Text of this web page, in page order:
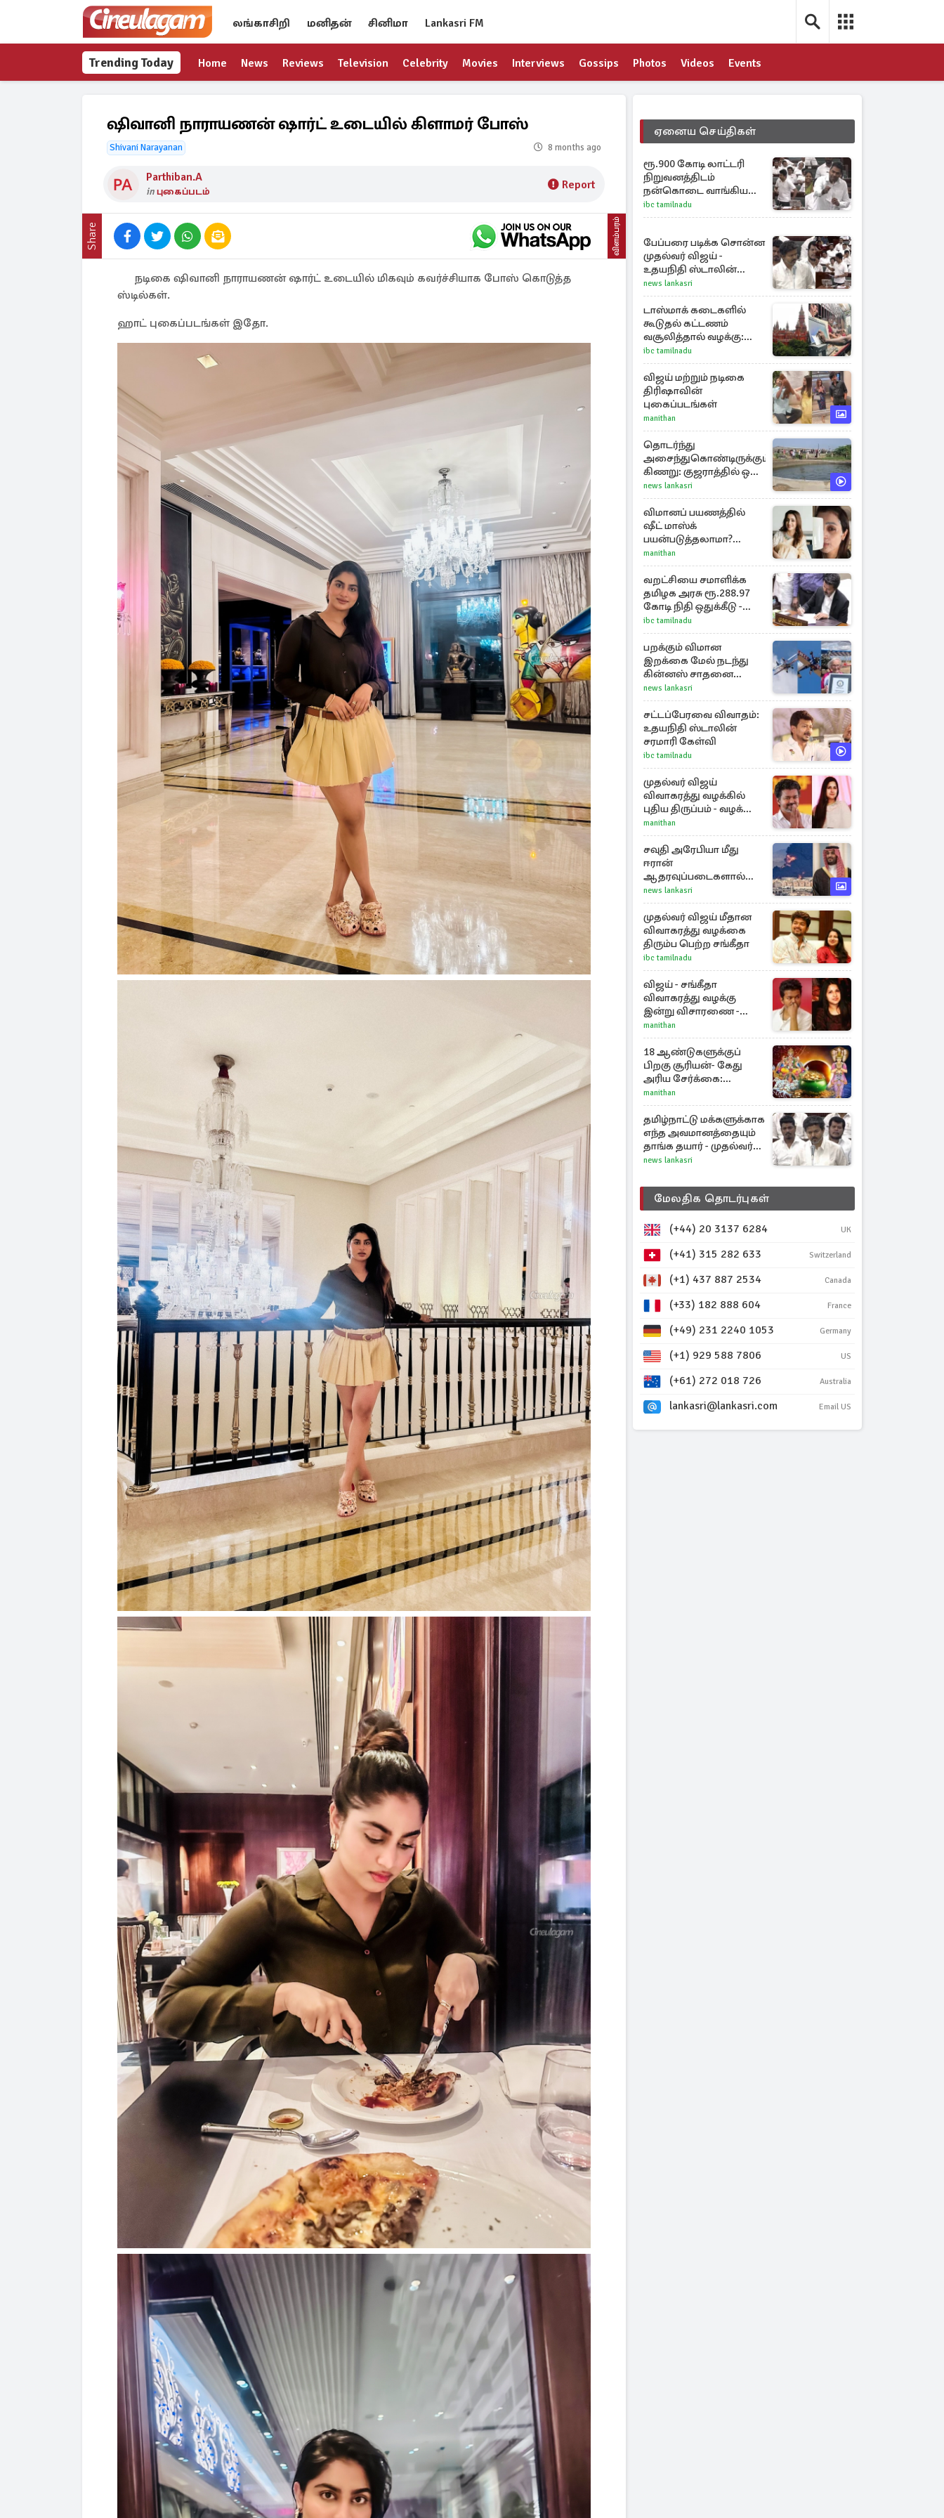
லங்காசிறி மனிதன் சினிமா Lankasri FM
Trending Today Home News Reviews Television Celebrity Movies Interviews Gossips Photos Videos Events
ஷிவானி நாராயணன் ஷார்ட் உடையில் கிளாமர் போஸ்
Shivani Narayanan 8 months ago
Parthiban.A
inபுகைப்படம் Report
Share விளம்பரம்
நடிகை ஷிவானி நாராயணன் ஷார்ட் உடையில் மிகவும் கவர்ச்சியாக போஸ் கொடுத்த
ஸ்டில்கள்.
ஹாட் புகைப்படங்கள் இதோ.
ஏனைய செய்திகள்
ரூ.900 கோடி லாட்டரி
நிறுவனத்திடம்
நன்கொடை வாங்கியது
ஏன்? உதயநிதி - ஆதவ்
விவாதம்
ibc tamilnadu
பேப்பரை படிக்க சொன்ன
முதல்வர் விஜய் -
உதயநிதி ஸ்டாலின்
கொடுத்த பதிலடி
news lankasri
டாஸ்மாக் கடைகளில்
கூடுதல் கட்டணம்
வசூலித்தால் வழக்கு:
சென்னை
உயர்நீதிமன்றம் உத்தரவு
ibc tamilnadu
விஜய் மற்றும் நடிகை
திரிஷாவின்
புகைப்படங்கள்
manithan
தொடர்ந்து
அசைந்துகொண்டிருக்கும்
கிணறு: குஜராத்தில் ஒரு
சுவாரஸ்ய நிகழ்வு
news lankasri
விமானப் பயணத்தில்
ஷீட் மாஸ்க்
பயன்படுத்தலாமா?
திரிஷாவின் வைரல்
செல்ஃபிக்கு மருத்துவர்
விளக்கம்
manithan
வறட்சியை சமாளிக்க
தமிழக அரசு ரூ.288.97
கோடி நிதி ஒதுக்கீடு -
வெளியான அரசாணை
ibc tamilnadu
பறக்கும் விமான
இறக்கை மேல் நடந்து
கின்னஸ் சாதனை
படைத்த 97 வயது
மூதாட்டி
news lankasri
சட்டப்பேரவை விவாதம்:
உதயநிதி ஸ்டாலின்
சரமாரி கேள்வி
ibc tamilnadu
முதல்வர் விஜய்
விவாகரத்து வழக்கில்
புதிய திருப்பம் - வழக்கை
வாபஸ் பெற்ற சங்கீதா!
manithan
சவுதி அரேபியா மீது
ஈரான்
ஆதரவுப்படைகளால்
இருமுனைத் தாக்குதல்:
நெருக்கடியில் மத்திய
கிழக்கு
news lankasri
முதல்வர் விஜய் மீதான
விவாகரத்து வழக்கை
திரும்ப பெற்ற சங்கீதா
ibc tamilnadu
விஜய் - சங்கீதா
விவாகரத்து வழக்கு
இன்று விசாரணை -
காணொளி மூலம்
ஆஜராக வாய்ப்பு
manithan
18 ஆண்டுகளுக்குப்
பிறகு சூரியன்- கேது
அரிய சேர்க்கை:
அதிர்ஷ்டம் பெறும் 3
ராசிகள்!
manithan
தமிழ்நாட்டு மக்களுக்காக
எந்த அவமானத்தையும்
தாங்க தயார் - முதல்வர்
விஜய்
news lankasri
மேலதிக தொடர்புகள்
(+44) 20 3137 6284 UK
(+41) 315 282 633 Switzerland
(+1) 437 887 2534 Canada
(+33) 182 888 604 France
(+49) 231 2240 1053 Germany
(+1) 929 588 7806 US
(+61) 272 018 726 Australia
lankasri@lankasri.com Email US